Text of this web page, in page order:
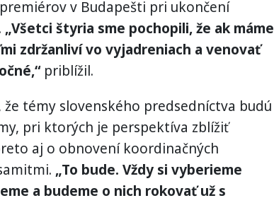
v Budapešti pri ukončení
„Všetci štyria sme pochopili, že ak máme
zdržanliví vo vyjadreniach a venovať
priblížil.
témy slovenského predsedníctva budú
pri ktorých je perspektíva zblížiť
aj o obnovení koordinačných
„To bude. Vždy si vyberieme
a budeme o nich rokovať už s